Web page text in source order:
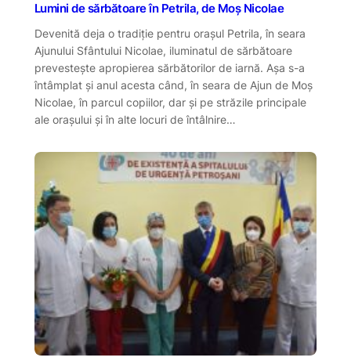
Lumini de sărbătoare în Petrila, de Moș Nicolae
Devenită deja o tradiție pentru orașul Petrila, în seara
Ajunului Sfântului Nicolae, iluminatul de sărbătoare
prevestește apropierea sărbătorilor de iarnă. Așa s-a
întâmplat și anul acesta când, în seara de Ajun de Moș
Nicolae, în parcul copiilor, dar și pe străzile principale
ale orașului și în alte locuri de întâlnire…